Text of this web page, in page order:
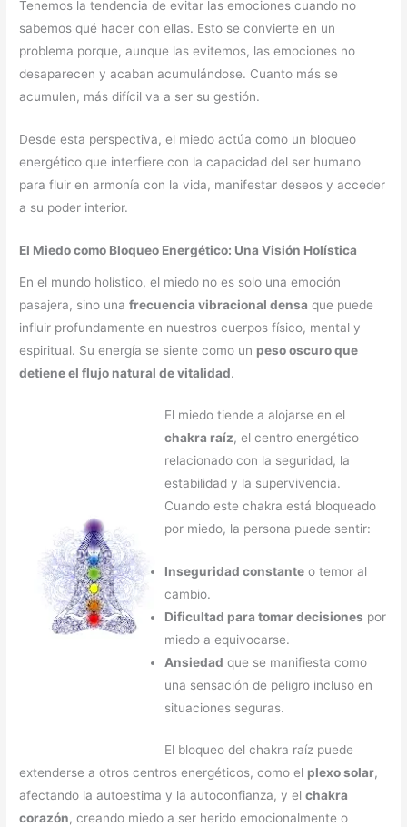
Tenemos la tendencia de evitar las emociones cuando no
sabemos qué hacer con ellas. Esto se convierte en un
problema porque, aunque las evitemos, las emociones no
desaparecen y acaban acumulándose. Cuanto más se
acumulen, más difícil va a ser su gestión.
Desde esta perspectiva, el miedo actúa como un bloqueo
energético que interfiere con la capacidad del ser humano
para fluir en armonía con la vida, manifestar deseos y acceder
a su poder interior.
El Miedo como Bloqueo Energético: Una Visión Holística
En el mundo holístico, el miedo no es solo una emoción
pasajera, sino unafrecuencia vibracional densa que puede
influir profundamente en nuestros cuerpos físico, mental y
espiritual. Su energía se siente como un peso oscuro que
detiene el flujo natural de vitalidad.
El miedo tiende a alojarse en el
chakra raíz, el centro energético
relacionado con la seguridad, la
estabilidad y la supervivencia.
Cuando este chakra está bloqueado
por miedo, la persona puede sentir:
Inseguridad constante o temor al
cambio.
Dificultad para tomar decisiones por
miedo a equivocarse.
Ansiedad que se manifiesta como
una sensación de peligro incluso en
situaciones seguras.
El bloqueo del chakra raíz puede
extenderse a otros centros energéticos, como el plexo solar,
afectando la autoestima y la autoconfianza, y elchakra
corazón, creando miedo a ser herido emocionalmente o